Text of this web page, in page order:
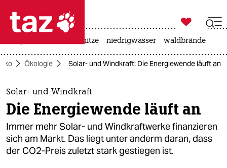
 taz zahl ich
taz zahl ich
themen
politik
öko

taz zahl ich
hitze niedrigwasser waldbrände
Ökologie Solar- und Windkraft: Die Energiewende läuft an
Solar- und Windkraft
Die Energiewende läuft an
Immer mehr Solar- und Windkraftwerke finanzieren
sich am Markt. Das liegt unter anderm daran, dass
der CO2-Preis zuletzt stark gestiegen ist.